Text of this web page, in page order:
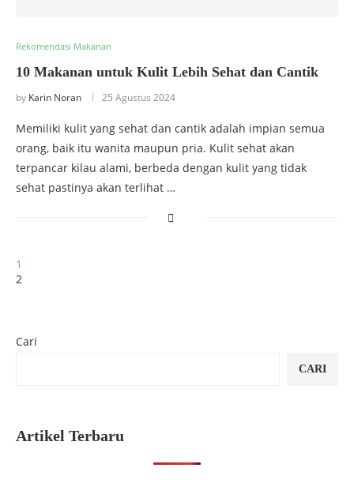
Rekomendasi Makanan
10 Makanan untuk Kulit Lebih Sehat dan Cantik
by Karin Noran 25 Agustus 2024
Memiliki kulit yang sehat dan cantik adalah impian semua
orang, baik itu wanita maupun pria. Kulit sehat akan
terpancar kilau alami, berbeda dengan kulit yang tidak
sehat pastinya akan terlihat …
1
2
Cari
CARI
Artikel Terbaru